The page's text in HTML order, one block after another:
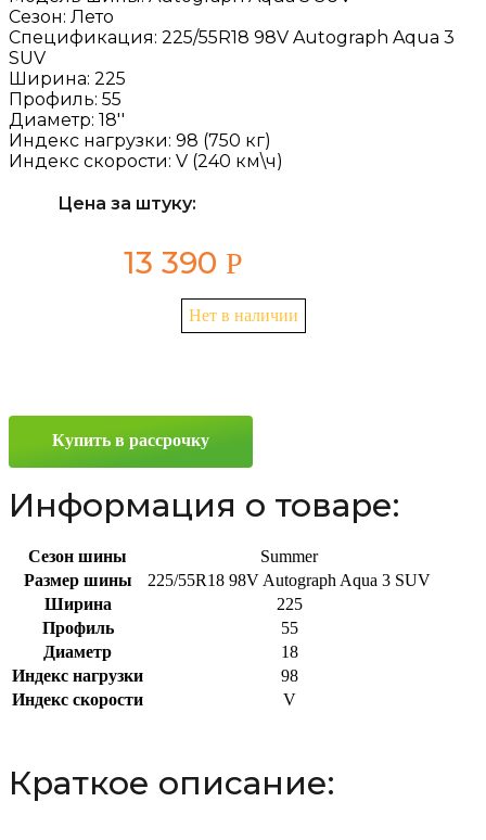
Сезон: Лето
Спецификация: 225/55R18 98V Autograph Aqua 3
SUV
Ширина: 225
Профиль: 55
Диаметр: 18''
Индекс нагрузки: 98 (750 кг)
Индекс скорости: V (240 км\ч)
Цена за штуку:
13 390 Р
Нет в наличии
Купить в рассрочку
Информация о товаре:
Сезон шины
Summer
Размер шины
225/55R18 98V Autograph Aqua 3 SUV
Ширина
225
Профиль
55
Диаметр
18
Индекс нагрузки
98
Индекс скорости
V
Краткое описание: